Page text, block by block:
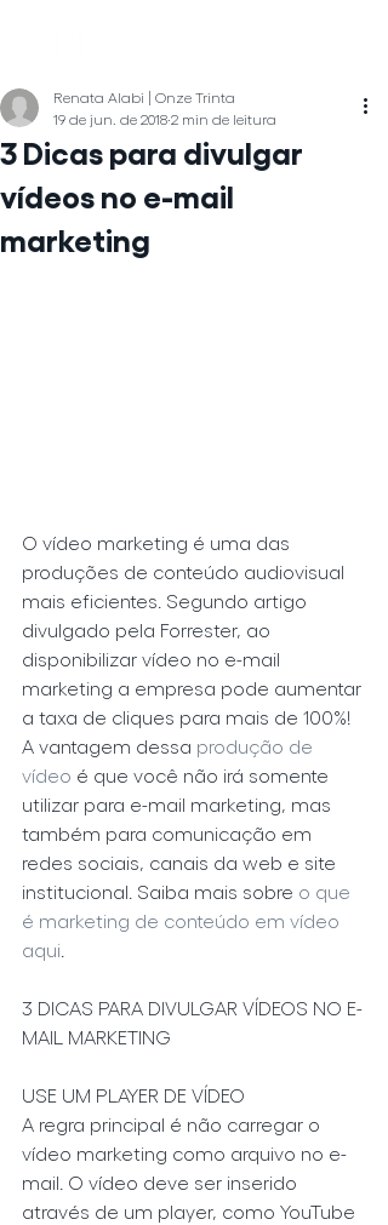
3 Dicas para divulgar
vídeos no e-mail
marketing
Renata Alabi | Onze Trinta
19 de jun. de 2018 2 min de leitura
O vídeo marketing é uma das
produções de conteúdo audiovisual
mais eficientes. Segundo artigo
divulgado pela Forrester, ao
disponibilizar vídeo no e-mail
marketing a empresa pode aumentar
a taxa de cliques para mais de 100%!
A vantagem dessa produção de
vídeo é que você não irá somente
utilizar para e-mail marketing, mas
também para comunicação em
redes sociais, canais da web e site
institucional. Saiba mais sobre o que
é marketing de conteúdo em vídeo
aqui
3 DICAS PARA DIVULGAR VÍDEOS NO E-
MAIL MARKETING
USE UM PLAYER DE VÍDEO
A regra principal é não carregar o
vídeo marketing como arquivo no e-
mail. O vídeo deve ser inserido
através de um player, como YouTube